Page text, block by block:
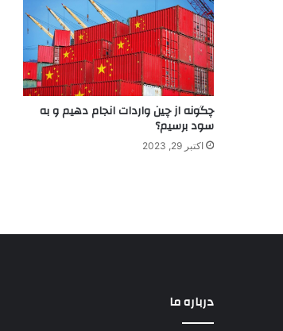
چگونه از چین واردات انجام دهیم و به
سود برسیم؟
اکتبر 29, 2023
درباره ما